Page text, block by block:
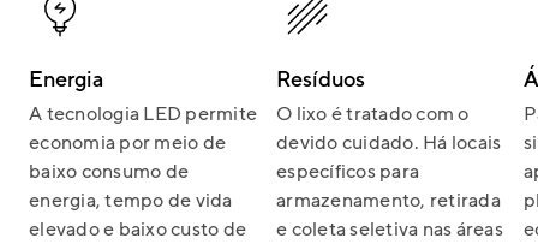
Energia
A tecnologia LED permite
economia por meio de
baixo consumo de
energia, tempo de vida
elevado e baixo custo de
Resíduos
O lixo é tratado com o
devido cuidado. Há locais
específicos para
armazenamento, retirada
e coleta seletiva nas áreas